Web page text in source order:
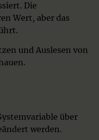
Die
Wert, aber das
und Auslesen von
über
werden.